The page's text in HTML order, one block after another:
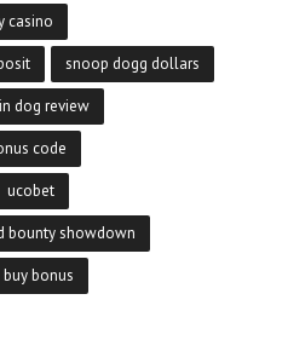
casino
snoop dogg dollars
dog review
code
ucobet
bounty showdown
bonus